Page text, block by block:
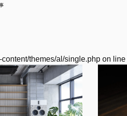
themes/al/single.phpon line